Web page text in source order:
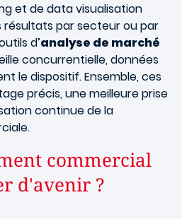
et de data visualisation
résultats par secteur ou par
d’analyse de marché
concurrentielle, données
le dispositif. Ensemble, ces
précis, une meilleure prise
continue de la
commercial
d'avenir ?